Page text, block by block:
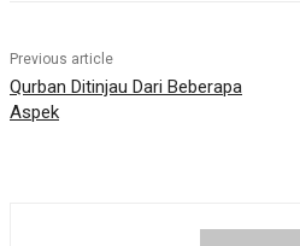
Previous article
Qurban Ditinjau Dari Beberapa
Aspek